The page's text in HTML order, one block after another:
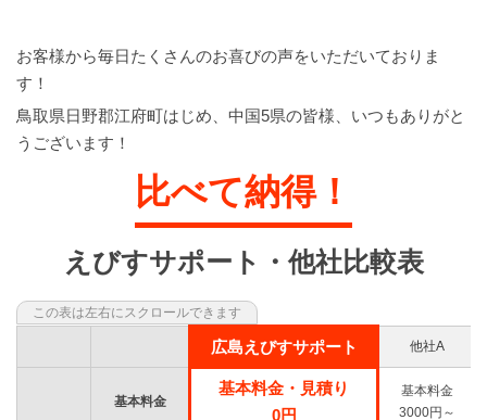
お客様から毎日たくさんのお喜びの声をいただいておりま
す！
鳥取県日野郡江府町はじめ、中国5県の皆様、いつもありがと
うございます！
比べて納得！
えびすサポート・他社比較表
広島えびすサポート 他社A
基本料金
基本料金・見積り
0円
基本料金
3000円～